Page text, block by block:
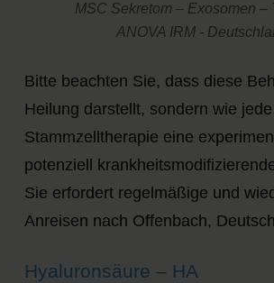
MSC Sekretom – Exosomen –
ANOVA IRM -
Bitte beachten Sie, dass diese
Heilung darstellt, sondern wie jede
Stammzelltherapie eine
potenziell
Sie erfordert regelmäßige und
Anreisen nach Offenbach,
Hyaluronsäure – HA